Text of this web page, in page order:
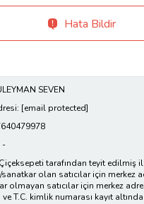
Hata Bildir
SEVEN
[email protected]
-
Çiçeksepeti tarafından teyit
olan satıcılar için merkez
olmayan satıcılar için merkez
T.C. kimlik numarası kayıt